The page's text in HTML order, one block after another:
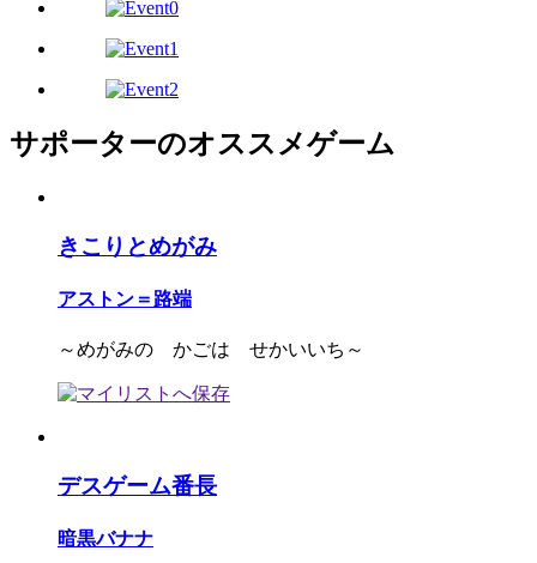
サポーターのオススメゲーム
きこりとめがみ
アストン＝路端
～めがみの かごは せかいいち～
デスゲーム番長
暗黒バナナ